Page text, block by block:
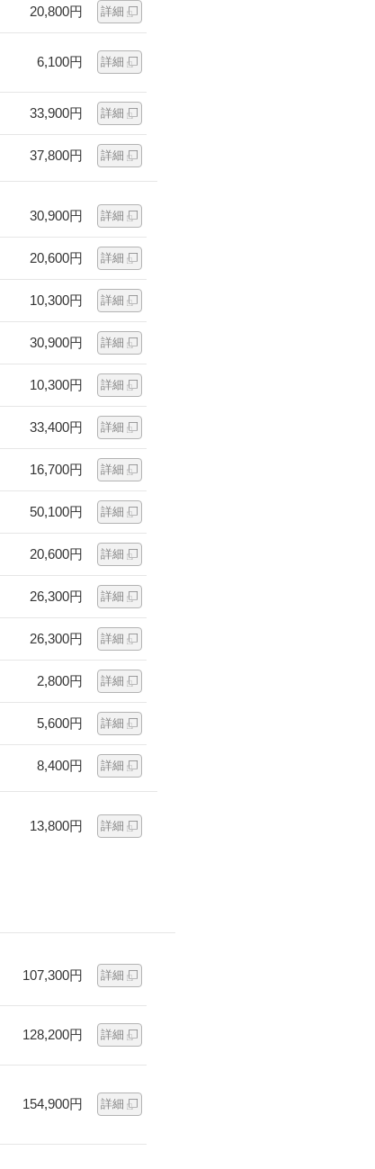
20,800円 詳細
6,100円 詳細
33,900円 詳細
37,800円 詳細
30,900円 詳細
20,600円 詳細
10,300円 詳細
30,900円 詳細
10,300円 詳細
33,400円 詳細
16,700円 詳細
50,100円 詳細
20,600円 詳細
26,300円 詳細
26,300円 詳細
2,800円 詳細
5,600円 詳細
8,400円 詳細
13,800円 詳細
107,300円 詳細
128,200円 詳細
154,900円 詳細